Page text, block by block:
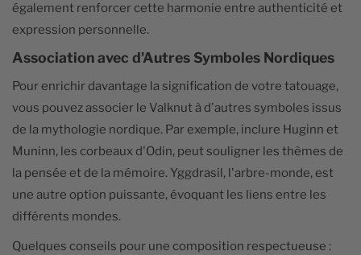
également renforcer cette harmonie entre authenticité et
expression personnelle.
Association avec d'Autres Symboles Nordiques
Pour enrichir davantage la signification de votre tatouage,
vous pouvez associer le Valknut à d'autres symboles issus
de la mythologie nordique. Par exemple, inclure Huginn et
Muninn, les corbeaux d'Odin, peut souligner les thèmes de
la pensée et de la mémoire. Yggdrasil, l'arbre-monde, est
une autre option puissante, évoquant les liens entre les
différents mondes.
Quelques conseils pour une composition respectueuse :